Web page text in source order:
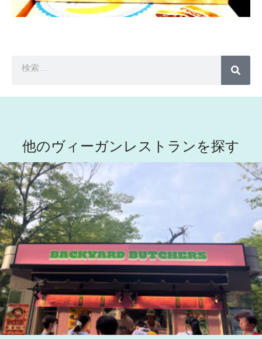
他のヴィーガンレストランを探す